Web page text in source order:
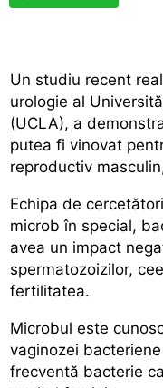
Un studiu recent
urologie al
(UCLA), a
putea fi vinovat
reproductiv
Echipa de
microb în special,
avea un impact
spermatozoizilor,
fertilitatea.
Microbul este
vaginozei
frecventă bacterie